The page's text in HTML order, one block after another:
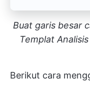
Buat garis besar
Templat
Berikut cara